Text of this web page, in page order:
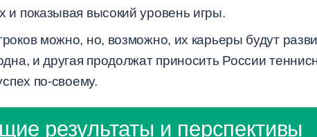
и показывая высокий уровень игры.
можно, но, возможно, их карьеры будут
и другая продолжат приносить России
по-своему.
результаты и перспективы